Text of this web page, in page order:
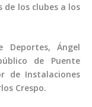
de los clubes a los
Deportes, Ángel
de Puente
de Instalaciones
Crespo.